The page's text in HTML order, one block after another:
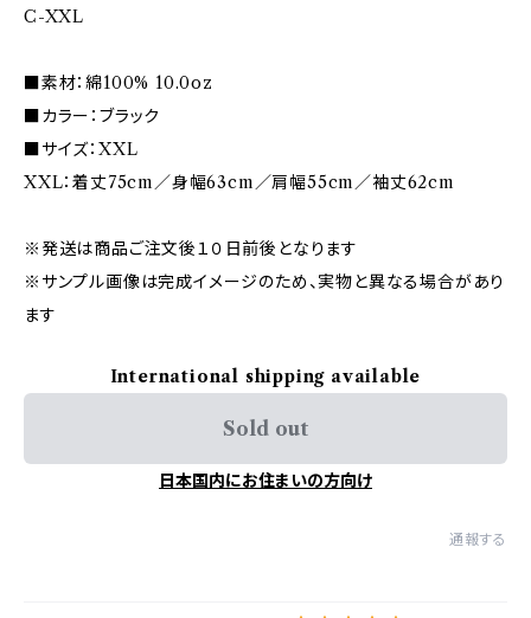
C-XXL
■素材：綿100% 10.0oz
■カラー：ブラック
■サイズ：XXL
XXL：着丈75cm／身幅63cm／肩幅55cm／袖丈62cm
※発送は商品ご注文後１０日前後となります
※サンプル画像は完成イメージのため、実物と異なる場合があり
ます
International shipping available
Sold out
日本国内にお住まいの方向け
通報する